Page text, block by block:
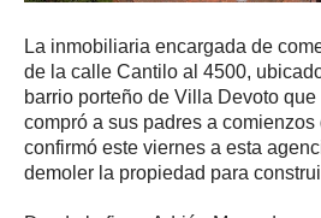
La inmobiliaria encargada de
de la calle Cantilo al 4500,
barrio porteño de Villa Devoto
compró a sus padres a comienzos
confirmó este viernes a esta
demoler la propiedad para